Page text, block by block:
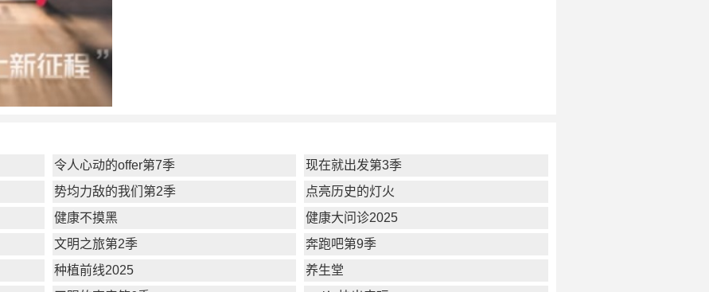
令人心动的offer第7季
现在就出发第3季
势均力敌的我们第2季
点亮历史的灯火
健康不摸黑
健康大问诊2025
文明之旅第2季
奔跑吧第9季
种植前线2025
养生堂